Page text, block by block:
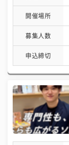
開催場所
募集人数
申込締切